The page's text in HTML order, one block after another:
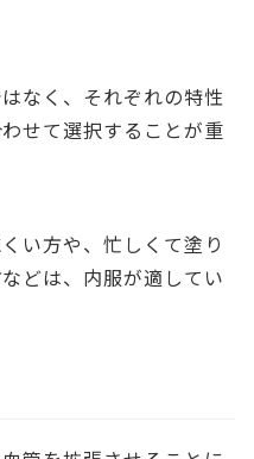
なく、それぞれの特性
せて選択することが重
い方や、忙しくて塗り
どは、内服が適してい